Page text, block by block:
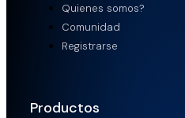
Quienes somos?
Comunidad
Registrarse
Productos